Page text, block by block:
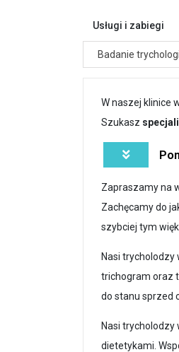
Usługi i zabiegi
Badanie
W naszej klinice
Szukasz
Zapraszamy na
Zachęcamy do
szybciej tym
Nasi trycholodzy
trichogram oraz
do stanu sprzed
Nasi trycholodzy
dietetykami.